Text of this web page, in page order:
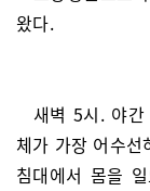
왔다.
새벽 5시. 야
체가 가장 어수
침대에서 몸을